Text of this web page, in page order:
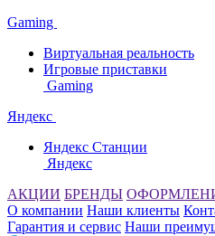
Gaming
Виртуальная реальность
Игровые приставки
Gaming
Яндекс
Яндекс Станции
Яндекс
АКЦИИ БРЕНДЫ
О компании Наши клиенты
Гарантия и сервис Наши